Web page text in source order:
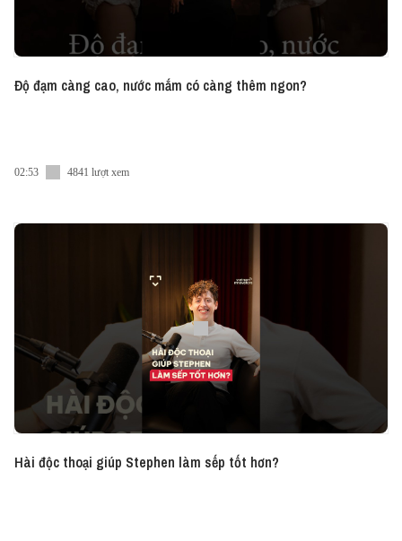
Độ đạm càng cao, nước mắm có càng thêm ngon?
02:53 4841 lượt xem
Hài độc thoại giúp Stephen làm sếp tốt hơn?